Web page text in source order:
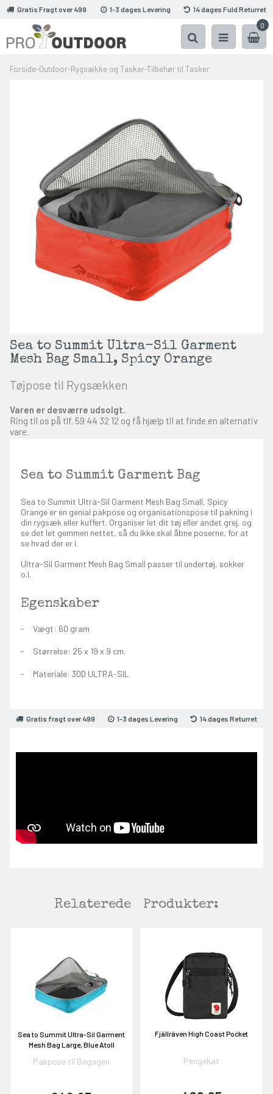
Gratis Fragt over 499 1-3 dages Levering
14 dages Fuld Returret
0
Forside-Outdoor-Rygsække og Tasker-Tilbehør til Tasker
Sea to Summit Ultra-Sil Garment
Mesh Bag Small, Spicy Orange
Tøjpose til Rygsækken
Varen er desværre udsolgt.
Ring til os på tlf. 59 44 32 12 og få hjælp til at finde en alternativ
vare.
Sea to Summit Garment Bag
Sea to Summit Ultra-Sil Garment Mesh Bag Small, Spicy
Orange er en genial pakpose og organisationspose til pakning i
din rygsæk eller kuffert. Organiser let dit tøj eller andet grej, og
se det let gemmen nettet, så du ikke skal åbne poserne, for at
se hvad der er i.
Ultra-Sil Garment Mesh Bag Small passer til undertøj, sokker
o.l.
Egenskaber
Vægt: 60 gram
Størrelse: 25 x 19 x 9 cm.
Materiale: 30D ULTRA-SIL
Gratis fragt over 499 1-3 dages Levering 14 dages Returret
Relaterede Produkter:
Sea to Summit Ultra-Sil Garment
Mesh Bag Large, Blue Atoll
Pakpose til Bagagen
Fjällräven High Coast Pocket
Pengekat